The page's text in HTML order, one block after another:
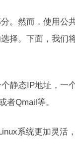
。然而，使用公
择。下面，我们
静态IP地址，一
者Qmail等。
系统更加灵活